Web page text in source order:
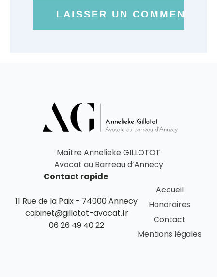
Maître Annelieke GILLOTOT
Avocat au Barreau d’Annecy
Contact rapide
11 Rue de la Paix - 74000 Annecy
cabinet@gillotot-avocat.fr
06 26 49 40 22
Accueil
Honoraires
Contact
Mentions légales